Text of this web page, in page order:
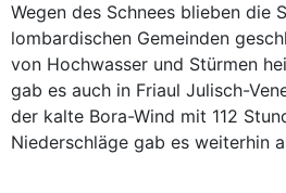
Wegen des Schnees blieben die
lombardischen Gemeinden
von Hochwasser und Stürmen
gab es auch in Friaul Julisch-
der kalte Bora-Wind mit 112
Niederschläge gab es weiterhin